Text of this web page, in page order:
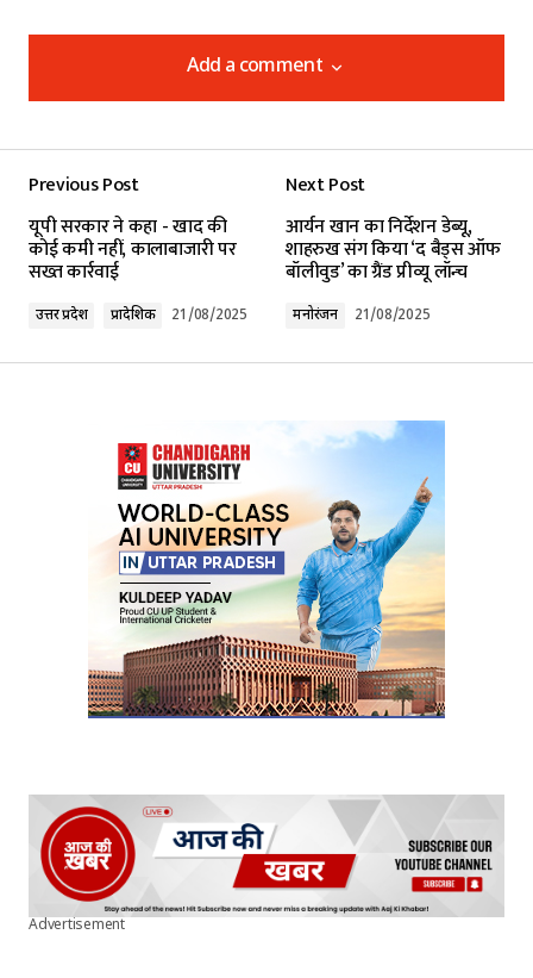
Add a comment
Add a comment
Required fields are marked*
Your Name*
Your E-mail*
Submit Comment
Previous Post
यूपी सरकार ने कहा - खाद की
कोई कमी नहीं, कालाबाजारी पर
सख्त कार्रवाई
उत्तर प्रदेश प्रादेशिक 21/08/2025
Next Post
आर्यन खान का निर्देशन डेब्यू,
शाहरुख संग किया ‘द बैड्स ऑफ
बॉलीवुड’ का ग्रैंड प्रीव्यू लॉन्च
मनोरंजन 21/08/2025
Advertisement